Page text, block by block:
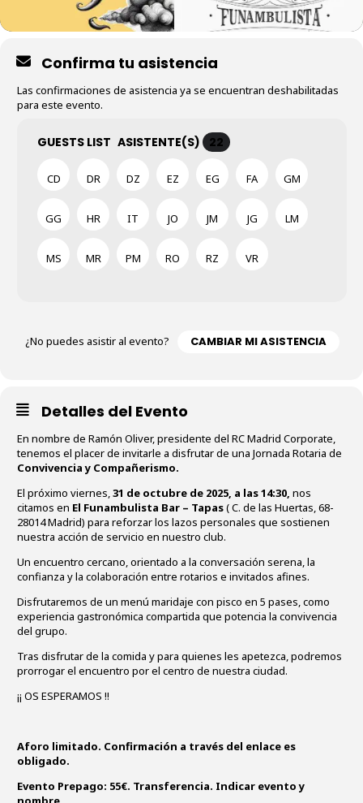
Confirma tu asistencia
Las confirmaciones de asistencia ya se encuentran deshabilitadas
para este evento.
GUESTS LIST ASISTENTE(S) 22
CD DR DZ EZ EG FA GM
GG HR IT JO JM JG LM
MS MR PM RO RZ VR
¿No puedes asistir al evento? CAMBIAR MI ASISTENCIA
Detalles del Evento
En nombre de Ramón Oliver, presidente del RC Madrid Corporate,
tenemos el placer de invitarle a disfrutar de una Jornada Rotaria de
Convivencia y Compañerismo.
El próximo viernes,31 de octubre de 2025, a las 14:30, nos
citamos en El Funambulista Bar – Tapas( C. de las Huertas, 68-
28014 Madrid) para reforzar los lazos personales que sostienen
nuestra acción de servicio en nuestro club.
Un encuentro cercano, orientado a la conversación serena, la
confianza y la colaboración entre rotarios e invitados afines.
Disfrutaremos de un menú maridaje con pisco en 5 pases, como
experiencia gastronómica compartida que potencia la convivencia
del grupo.
Tras disfrutar de la comida y para quienes les apetezca, podremos
prorrogar el encuentro por el centro de nuestra ciudad.
¡¡ OS ESPERAMOS !!
Aforo limitado. Confirmación a través del enlace es
obligado.
Evento Prepago: 55€. Transferencia. Indicar evento y